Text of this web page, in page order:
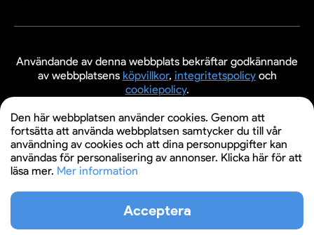
Användande av denna webbplats bekräftar godkännande
av webbplatsens köpvillkor, integritetspolicyoch
cookiepolicy.
© 2026 Evenemangsbiljetter.se
Den här webbplatsen använder cookies. Genom att
fortsätta att använda webbplatsen samtycker du till vår
användning av cookies och att dina personuppgifter kan
användas för personalisering av annonser. Klicka här för att
läsa mer. Mer information
Acceptera